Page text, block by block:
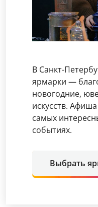
В Санкт-
ярмарки —
новогодние,
искусств.
самых
событиях.
Выбрать